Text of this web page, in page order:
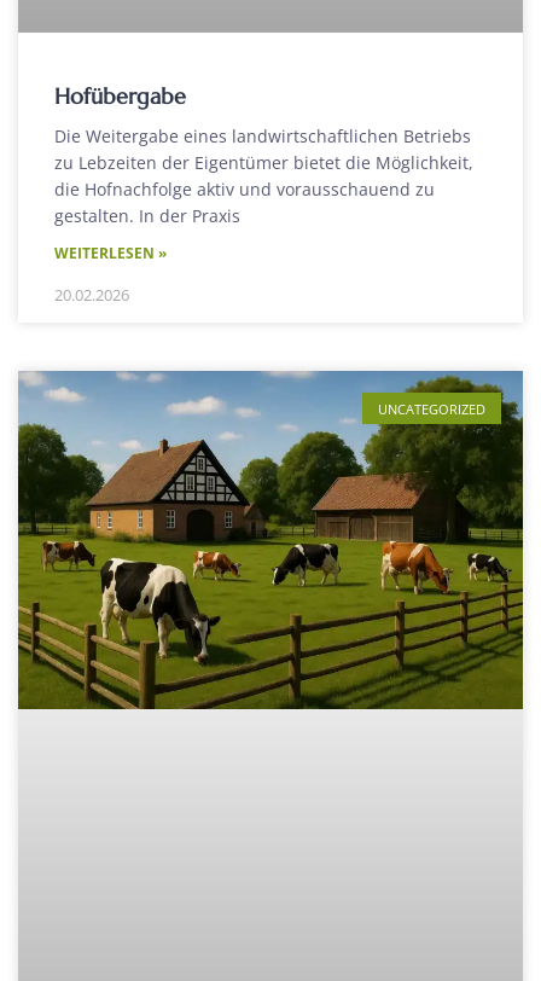
Hofübergabe
Die Weitergabe eines landwirtschaftlichen Betriebs
zu Lebzeiten der Eigentümer bietet die Möglichkeit,
die Hofnachfolge aktiv und vorausschauend zu
gestalten. In der Praxis
WEITERLESEN »
20.02.2026
UNCATEGORIZED